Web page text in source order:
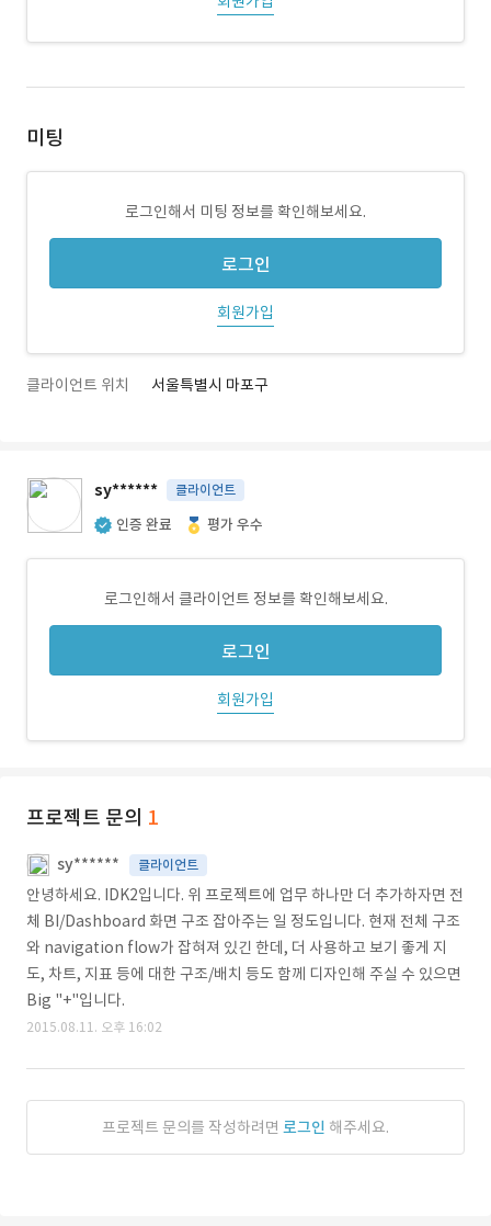
미팅
로그인해서 미팅 정보를 확인해보세요.
로그인
회원가입
클라이언트 위치 서울특별시 마포구
sy****** 클라이언트
인증 완료 평가 우수
로그인해서 클라이언트 정보를 확인해보세요.
로그인
회원가입
프로젝트 문의 1
sy****** 클라이언트
안녕하세요. IDK2입니다. 위 프로젝트에 업무 하나만 더 추가하자면 전
체 BI/Dashboard 화면 구조 잡아주는 일 정도입니다. 현재 전체 구조
와 navigation flow가 잡혀져 있긴 한데, 더 사용하고 보기 좋게 지
도, 차트, 지표 등에 대한 구조/배치 등도 함께 디자인해 주실 수 있으면
Big "+"입니다.
2015.08.11. 오후 16:02
프로젝트 문의를 작성하려면 로그인 해주세요.